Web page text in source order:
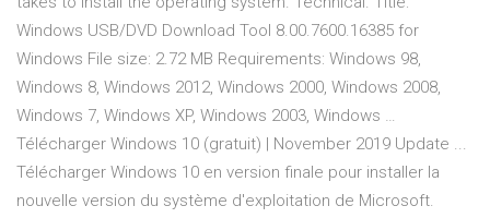
Windows USB/DVD Download Tool 8.00.7600.16385 for
Windows File size: 2.72 MB Requirements: Windows 98,
Windows 8, Windows 2012, Windows 2000, Windows 2008,
Windows 7, Windows XP, Windows 2003, Windows …
Télécharger Windows 10 (gratuit) | November 2019 Update ...
Télécharger Windows 10 en version finale pour installer la
nouvelle version du système d'exploitation de Microsoft.